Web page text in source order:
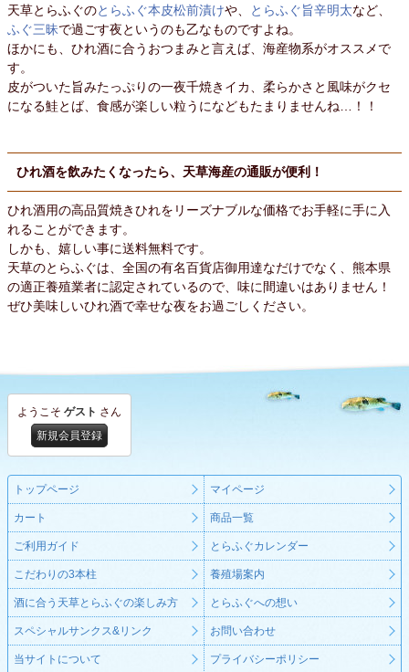
天草とらふぐのとらふぐ本皮松前漬けや、 とらふぐ旨辛明太など、
ふぐ三昧で過ごす夜というのも乙なものですよね。
ほかにも、ひれ酒に合うおつまみと言えば、海産物系がオススメで
す。
皮がついた旨みたっぷりの一夜千焼きイカ、柔らかさと風味がクセ
になる鮭とば、食感が楽しい粒うになどもたまりませんね…！！
ひれ酒を飲みたくなったら、天草海産の通販が便利！
ひれ酒用の高品質焼きひれをリーズナブルな価格でお手軽に手に入
れることができます。
しかも、嬉しい事に送料無料です。
天草のとらふぐは、全国の有名百貨店御用達なだけでなく、熊本県
の適正養殖業者に認定されているので、味に間違いはありません！
ぜひ美味しいひれ酒で幸せな夜をお過ごしください。
ようこそ ゲスト さん
新規会員登録
トップページ マイページ
カート 商品一覧
ご利用ガイド とらふぐカレンダー
こだわりの3本柱 養殖場案内
酒に合う天草とらふぐの楽しみ方 とらふぐへの想い
スペシャルサンクス&リンク お問い合わせ
当サイトについて プライバシーポリシー